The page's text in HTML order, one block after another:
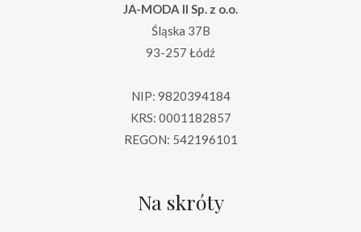
JA-MODA II Sp. z o.o.
Śląska 37B
93-257 Łódź
NIP: 9820394184
KRS: 0001182857
REGON: 542196101
Na skróty